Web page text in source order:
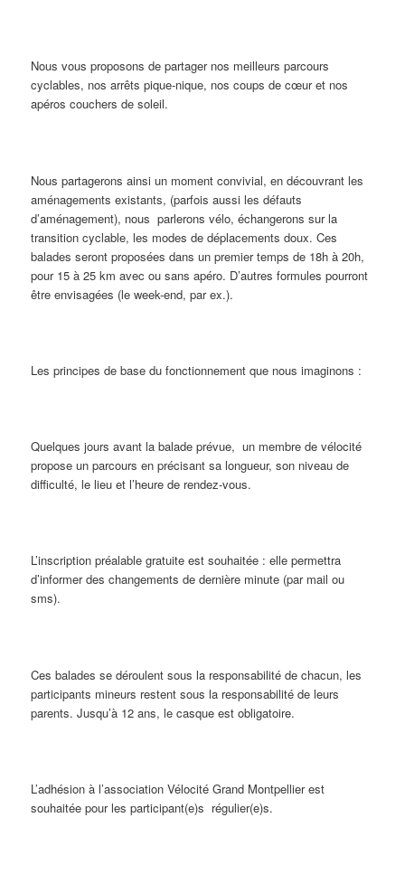
Nous vous proposons de partager nos meilleurs parcours
cyclables, nos arrêts pique-nique, nos coups de cœur et nos
apéros couchers de soleil.
Nous partagerons ainsi un moment convivial, en découvrant les
aménagements existants, (parfois aussi les défauts
d’aménagement), nous parlerons vélo, échangerons sur la
transition cyclable, les modes de déplacements doux. Ces
balades seront proposées dans un premier temps de 18h à 20h,
pour 15 à 25 km avec ou sans apéro. D’autres formules pourront
être envisagées (le week-end, par ex.).
Les principes de base du fonctionnement que nous imaginons :
Quelques jours avant la balade prévue, un membre de vélocité
propose un parcours en précisant sa longueur, son niveau de
difficulté, le lieu et l’heure de rendez-vous.
L’inscription préalable gratuite est souhaitée : elle permettra
d’informer des changements de dernière minute (par mail ou
sms).
Ces balades se déroulent sous la responsabilité de chacun, les
participants mineurs restent sous la responsabilité de leurs
parents. Jusqu’à 12 ans, le casque est obligatoire.
L’adhésion à l’association Vélocité Grand Montpellier est
souhaitée pour les participant(e)s régulier(e)s.